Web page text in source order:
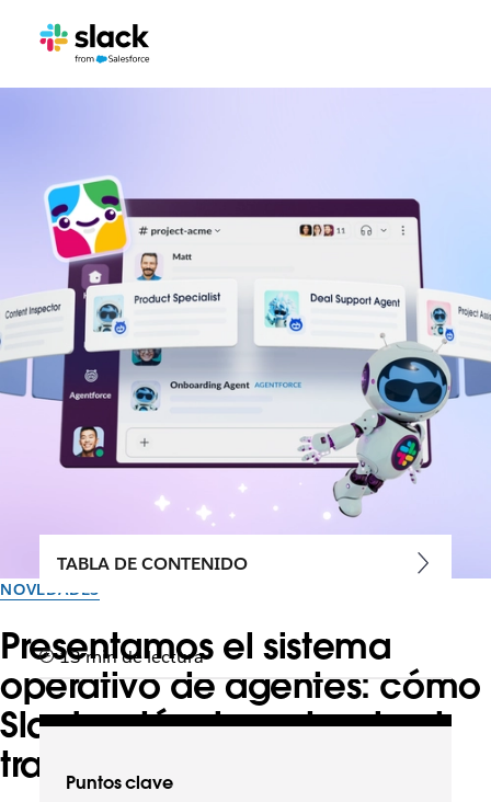
NOVEDADES
Presentamos el sistema
operativo de agentes: cómo
Slack está reinventando el
trabajo para la era de la IA
TABLA DE CONTENIDO
13 min de lectura
Puntos clave